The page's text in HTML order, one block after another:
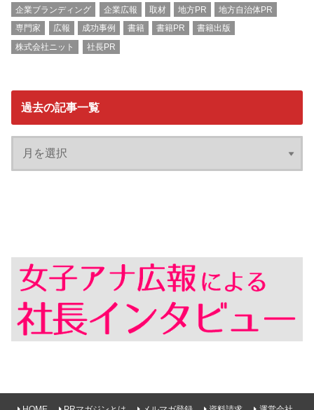
企業ブランディング
企業広報 取材 地方PR
地方自治体PR
専門家
広報 成功事例 書籍 書籍PR
書籍出版
株式会社ニット
社長PR
過去の記事一覧